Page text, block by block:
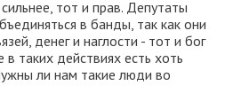
тот и прав. Депутаты
в банды, так как они
денег и наглости - тот и бог
в таких действиях есть хоть
ли нам такие люди во